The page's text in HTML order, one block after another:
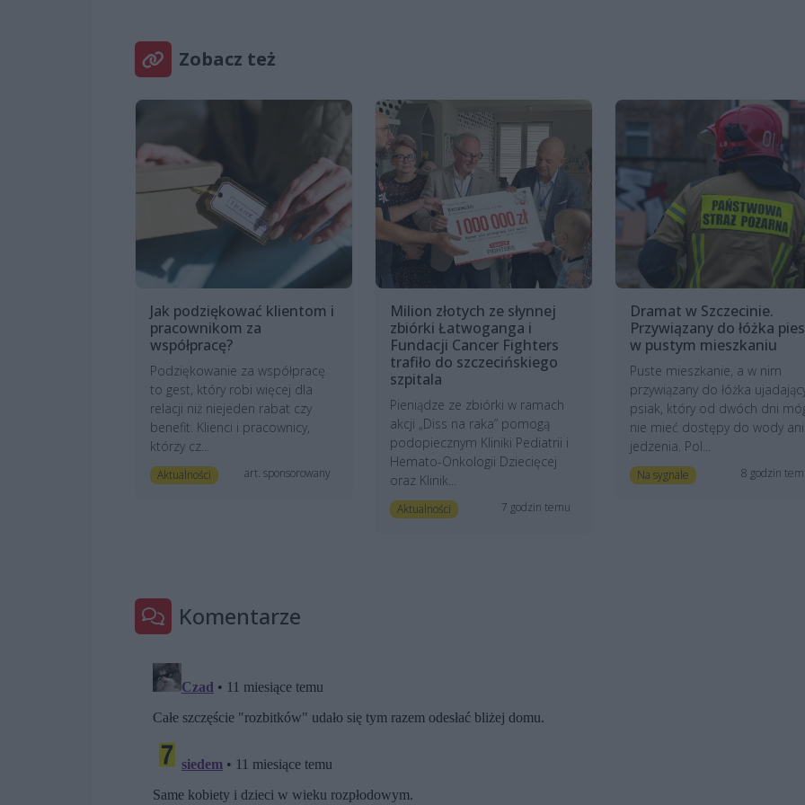
Zobacz też
Jak podziękować klientom i
pracownikom za
współpracę?
Podziękowanie za współpracę
to gest, który robi więcej dla
relacji niż niejeden rabat czy
benefit. Klienci i pracownicy,
którzy cz...
Aktualności art. sponsorowany
Milion złotych ze słynnej
zbiórki Łatwoganga i
Fundacji Cancer Fighters
trafiło do szczecińskiego
szpitala
Pieniądze ze zbiórki w ramach
akcji „Diss na raka” pomogą
podopiecznym Kliniki Pediatrii i
Hemato-Onkologii Dziecięcej
oraz Klinik...
Aktualności 7 godzin temu
Dramat w Szczecinie.
Przywiązany do łóżka pies
w pustym mieszkaniu
Puste mieszkanie, a w nim
przywiązany do łóżka
psiak, który od dwóch dni
nie mieć dostępy do wody ani
jedzenia. Pol...
Na sygnale 8 godzin
Komentarze